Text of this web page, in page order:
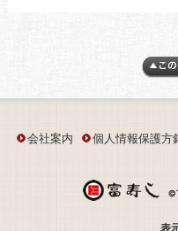
会社案内 個人情報保護方
表